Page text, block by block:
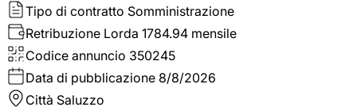
Tipo di contratto Somministrazione
Retribuzione Lorda 1784.94 mensile
Codice annuncio 350245
Data di pubblicazione 8/8/2026
Città Saluzzo